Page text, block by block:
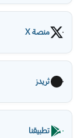
منصة X
ثريدز
تطبيقنا